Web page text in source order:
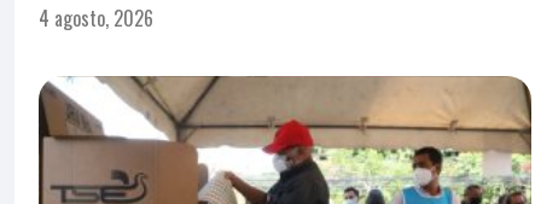
4 agosto, 2026